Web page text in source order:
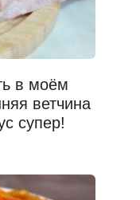
в моём
ветчина
супер!